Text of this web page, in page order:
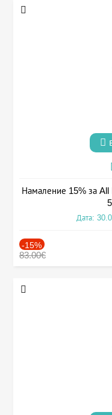
Намаление 15% за All
Дата:
-15%
83.00€